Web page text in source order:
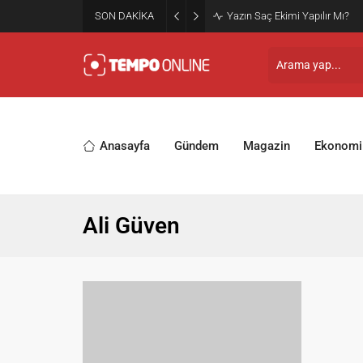
SON DAKİKA Yazın Saç Ekimi Yapılır Mı?
Anasayfa Gündem Magazin Ekonomi
Ali Güven